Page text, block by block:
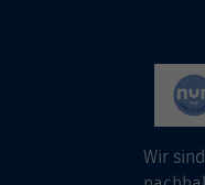
Wir